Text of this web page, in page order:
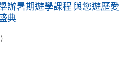
辦暑期遊學課程 與您遊歷愛
典